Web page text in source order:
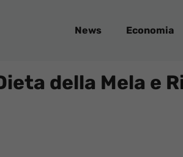
News Economia
della Mela e